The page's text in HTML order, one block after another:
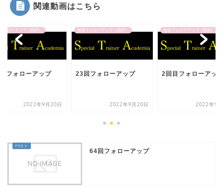
関連動画はこちら
ォローアップ（西村）
フォローアップ
2022年9月20日
技術フォローアップ（西村）
23回フォローアップ
2022年9月20日
技術フォローアップ（西村）
2回目フォローアッ
2022年9
64回フォローアップ